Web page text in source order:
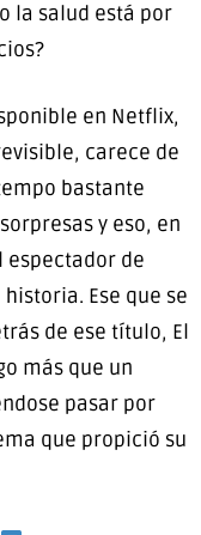
la salud está por
en Netflix,
carece de
bastante
y eso, en
espectador de
Ese que se
de ese título, El
más que un
pasar por
que propició su